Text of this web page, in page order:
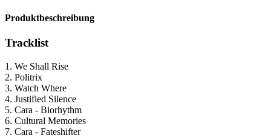
Produktbeschreibung
Tracklist
1. We Shall Rise
2. Politrix
3. Watch Where
4. Justified Silence
5. Cara - Biorhythm
6. Cultural Memories
7. Cara - Fateshifter